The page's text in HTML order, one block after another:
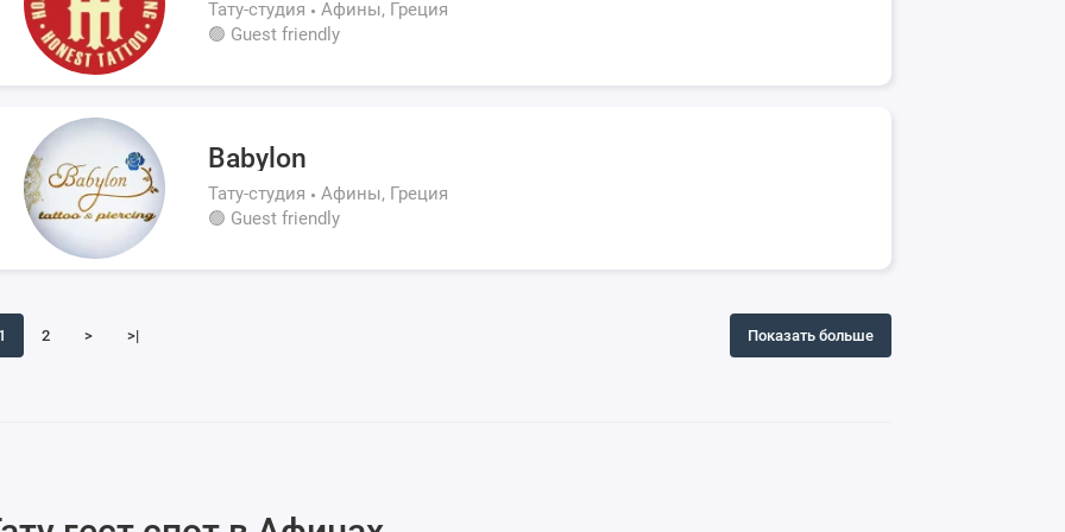
Тату-студия
Афины, Греция
🟢 Guest friendly
Babylon
Тату-студия
Афины, Греция
🟢 Guest friendly
2 > >| Показать больше